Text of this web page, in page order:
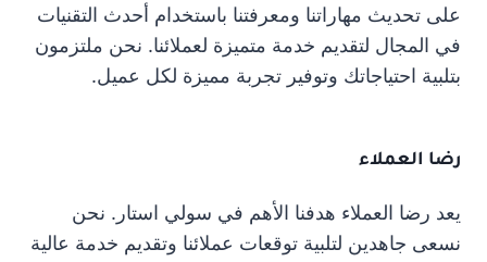
على تحديث مهاراتنا ومعرفتنا باستخدام أحدث التقنيات
في المجال لتقديم خدمة متميزة لعملائنا. نحن ملتزمون
بتلبية احتياجاتك وتوفير تجربة مميزة لكل عميل.
رضا العملاء
يعد رضا العملاء هدفنا الأهم في سولي استار. نحن
نسعى جاهدين لتلبية توقعات عملائنا وتقديم خدمة عالية